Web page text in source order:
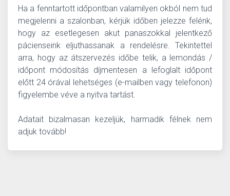
Ha a fenntartott időpontban valamilyen okból nem tud
megjelenni a szalonban, kérjük időben jelezze felénk,
hogy az esetlegesen akut panaszokkal jelentkező
pácienseink eljuthassanak a rendelésre. Tekintettel
arra, hogy az átszervezés időbe telik, a lemondás /
időpont módosítás díjmentesen a lefoglalt időpont
előtt 24 órával lehetséges (e-mailben vagy telefonon)
figyelembe véve a nyitva tartást.
Adatait bizalmasan kezeljük, harmadik félnek nem
adjuk tovább!